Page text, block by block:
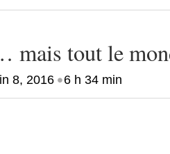
mais tout le
8, 2016•6 h 34 min